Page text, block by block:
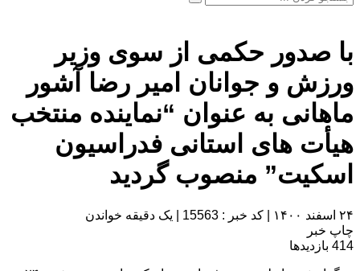
با صدور حکمی از سوی وزیر
ورزش و جوانان امیر رضا آشور
ماهانی به عنوان “نماینده منتخب
هیأت های استانی فدراسیون
اسکیت” منصوب گردید
۲۴ اسفند ۱۴۰۰ کد خبر : 15563
یک دقیقه خواندن
چاپ خبر
414 بازدیدها